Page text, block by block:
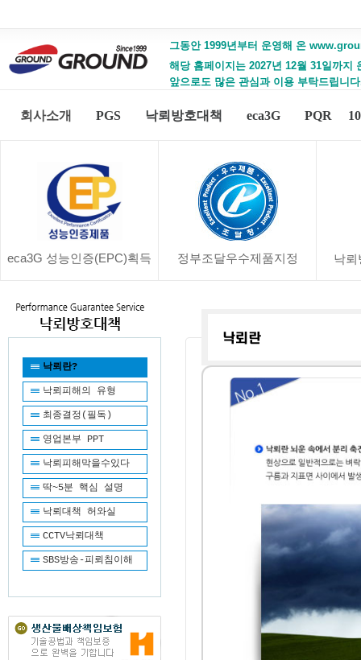
그동안 1999년부터 운영해 온
해당 홈페이지는 2027년 12월 31일까
앞으로도 많은 관심과 이용 부탁드립니
회사소개 PGS 낙뢰방호대책 eca3G PQR
eca3G 성능인증(EPC)획득 정부조달우수제품지정 낙뢰
낙뢰란?
낙뢰피해의 유형
최종결정(필독)
영업본부 PPT
낙뢰피해막을수있다
딱~5분 핵심 설명
낙뢰대책 허와실
CCTV낙뢰대책
SBS방송-피뢰침이해